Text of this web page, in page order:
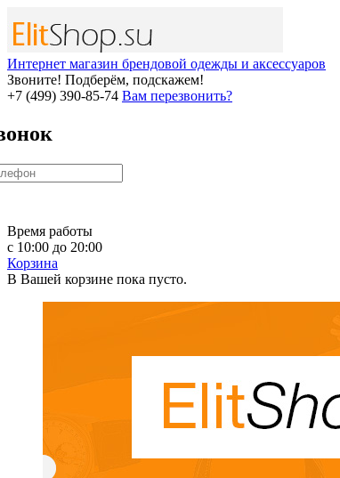
Интернет магазин брендовой одежды и аксессуаров
Звоните! Подберём, подскажем!
+7 (499) 390-85-74 Вам перезвонить?
Время работы
с 10:00 до 20:00
Корзина
В Вашей корзине пока пусто.